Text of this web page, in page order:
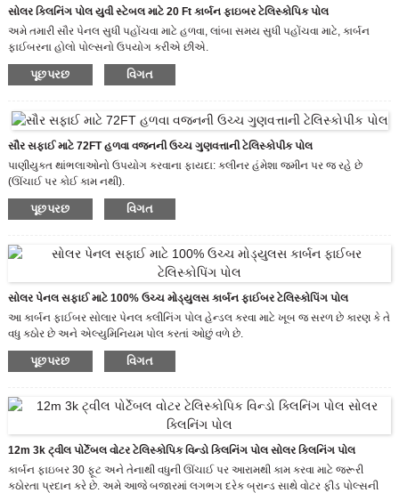
* ચેતવણી: કાર્બન ફાઈબર ઉત્તમ વિદ્યુત વાહક છે. ઇન્સ્યુલેશન પાત્ર ઉમેરવા માટે અમારા
ધ્રુવો ફાઇબરગ્લાસ બાહ્ય સ્તર સાથે બનાવી શકાય છે.
સોલર ક્લિનિંગ પોલ યુવી સ્ટેબલ માટે 20 Ft કાર્બન ફાઇબર ટેલિસ્કોપિક પોલ
અમે તમારી સૌર પેનલ સુધી પહોંચવા માટે હળવા, લાંબા સમય સુધી પહોંચવા માટે, કાર્બન
ફાઈબરના હોલો પોલ્સનો ઉપયોગ કરીએ છીએ.
વોટર-ફીડ પોલ સિસ્ટમ અતિ સર્વતોમુખી છે, તેથી ક્લીનર્સ તેનો ઉપયોગ સંખ્યાબંધ વિવિધ
કાર્યો માટે કરી શકે છે. આ સાધનોના બહુવિધ બિટ્સની જરૂરિયાતને બચાવે છે.
પૂછપરછ વિગત
સૌર સફાઈ માટે 72FT હળવા વજનની ઉચ્ચ ગુણવત્તાની ટેલિસ્કોપીક પોલ
પાણીયુક્ત થાંભલાઓનો ઉપયોગ કરવાના ફાયદા: ક્લીનર હંમેશા જમીન પર જ રહે છે
(ઊંચાઈ પર કોઈ કામ નથી).
કોઈ ડિટર્જન્ટ અથવા રસાયણો અથવા પ્રક્રિયા દરમિયાન જરૂરી નથી કે જે તેને ખૂબ
પર્યાવરણને અનુકૂળ બનાવે છે.
ઓપરેટિવ્સ માટે કામના વધુ સમય અને ઓછા સમય માટે શક્ય બનાવે છે.
પૂછપરછ વિગત
સોલર પેનલ સફાઈ માટે 100% ઉચ્ચ મોડ્યુલસ કાર્બન ફાઈબર ટેલિસ્કોપિંગ પોલ
આ કાર્બન ફાઈબર સોલાર પેનલ ક્લીનિંગ પોલ હેન્ડલ કરવા માટે ખૂબ જ સરળ છે કારણ કે તે
વધુ કઠોર છે અને એલ્યુમિનિયમ પોલ કરતાં ઓછું વળે છે.
ટેલિસ્કોપિક સ્ટેમ હંમેશા કોર્નર એડેપ્ટરથી સજ્જ હોય ​​છે જેથી તમે સોલાર પેનલ્સ સાફ
કરતી વખતે સરળતાથી બ્રશને ખૂણામાં મૂકી શકો.
પૂછપરછ વિગત
12m 3k ટ્વીલ પોર્ટેબલ વોટર ટેલિસ્કોપિક વિન્ડો ક્લિનિંગ પોલ સોલર ક્લિનિંગ પોલ
કાર્બન ફાઇબર 30 ફૂટ અને તેનાથી વધુની ઊંચાઈ પર આરામથી કામ કરવા માટે જરૂરી
કઠોરતા પ્રદાન કરે છે. અમે આજે બજારમાં લગભગ દરેક બ્રાન્ડ સાથે વોટર ફીડ પોલ્સની